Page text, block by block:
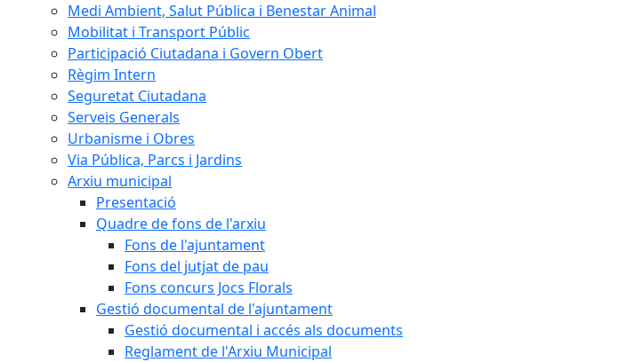
Medi Ambient, Salut Pública i Benestar Animal
Mobilitat i Transport Públic
Participació Ciutadana i Govern Obert
Règim Intern
Seguretat Ciutadana
Serveis Generals
Urbanisme i Obres
Via Pública, Parcs i Jardins
Arxiu municipal
Presentació
Quadre de fons de l'arxiu
Fons de l'ajuntament
Fons del jutjat de pau
Fons concurs Jocs Florals
Gestió documental de l'ajuntament
Gestió documental i accés als documents
Reglament de l'Arxiu Municipal